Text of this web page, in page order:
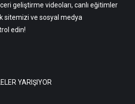
geliştirme videoları, canlı eğitimler
sitemizi ve sosyal medya
edin!
YARIŞIYOR